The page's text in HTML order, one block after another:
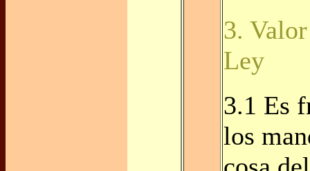
3.
Ley
3.1 Es
los